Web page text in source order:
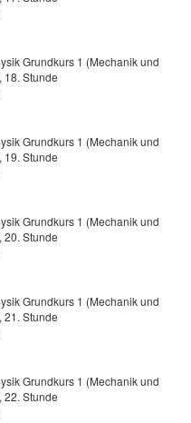
Grundkurs 1 (Mechanik und
18. Stunde
Grundkurs 1 (Mechanik und
19. Stunde
Grundkurs 1 (Mechanik und
20. Stunde
Grundkurs 1 (Mechanik und
21. Stunde
Grundkurs 1 (Mechanik und
22. Stunde